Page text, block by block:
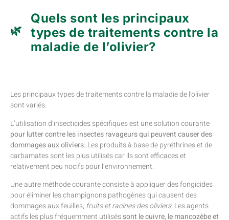
Quels sont les principaux
types de traitements contre la
maladie de l’olivier?
Les principaux types de traitements contre la maladie de l’olivier
sont variés.
L’utilisation d’insecticides spécifiques est une solution courante
pour lutter contre les insectes ravageurs qui peuvent causer des
dommages aux oliviers. Les produits à base de pyréthrines et de
carbamates sont les plus utilisés car ils sont efficaces et
relativement peu nocifs pour l’environnement.
Une autre méthode courante consiste à appliquer des fongicides
pour éliminer les champignons pathogènes qui causent des
dommages aux feuilles, fruits et racines des oliviers.Les agents
actifs les plus fréquemment utiliséssont le cuivre, le mancozèbe et